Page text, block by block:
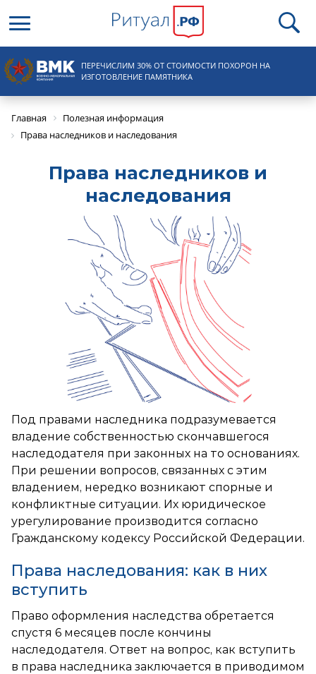
Круглосуточная справочная
8 (495) 100-31-15
ПЕРЕЧИСЛИМ 30% ОТ СТОИМОСТИ ПОХОРОН НА
ИЗГОТОВЛЕНИЕ ПАМЯТНИКА
Главная
Полезная информация
Права наследников и наследования
Права наследников и
наследования
Под правами наследника подразумевается
владение собственностью скончавшегося
наследодателя при законных на то основаниях.
При решении вопросов, связанных с этим
владением, нередко возникают спорные и
конфликтные ситуации. Их юридическое
урегулирование производится согласно
Гражданскому кодексу Российской Федерации.
Права наследования: как в них
вступить
Право оформления наследства обретается
спустя 6 месяцев после кончины
наследодателя. Ответ на вопрос, как вступить
в права наследника заключается в приводимом